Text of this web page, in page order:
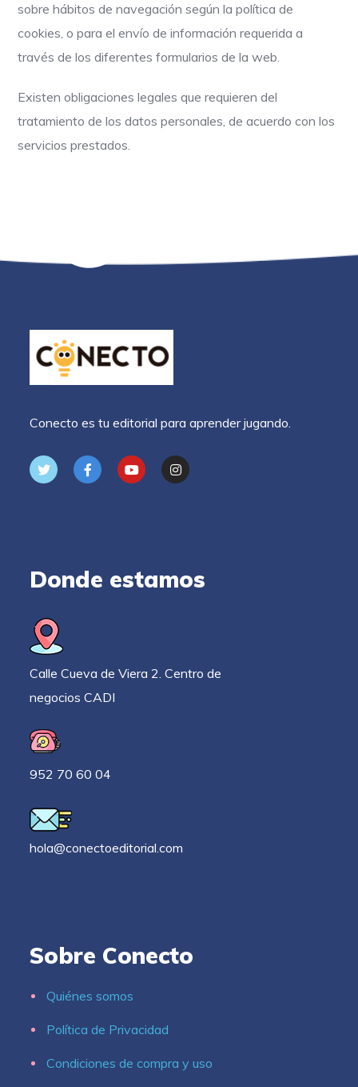
sobre hábitos de navegación según la política de
cookies, o para el envío de información requerida a
través de los diferentes formularios de la web.
Existen obligaciones legales que requieren del
tratamiento de los datos personales, de acuerdo con los
servicios prestados.
Conecto es tu editorial para aprender jugando.
Donde estamos
Calle Cueva de Viera 2. Centro de
negocios CADI
952 70 60 04
hola@conectoeditorial.com
Sobre Conecto
Quiénes somos
Política de Privacidad
Condiciones de compra y uso